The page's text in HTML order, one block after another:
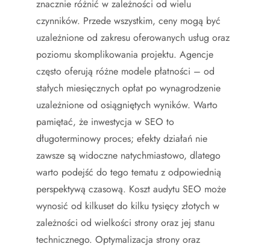
znacznie różnić w zależności od wielu
czynników. Przede wszystkim, ceny mogą być
uzależnione od zakresu oferowanych usług oraz
poziomu skomplikowania projektu. Agencje
często oferują różne modele płatności – od
stałych miesięcznych opłat po wynagrodzenie
uzależnione od osiągniętych wyników. Warto
pamiętać, że inwestycja w SEO to
długoterminowy proces; efekty działań nie
zawsze są widoczne natychmiastowo, dlatego
warto podejść do tego tematu z odpowiednią
perspektywą czasową. Koszt audytu SEO może
wynosić od kilkuset do kilku tysięcy złotych w
zależności od wielkości strony oraz jej stanu
technicznego. Optymalizacja strony oraz